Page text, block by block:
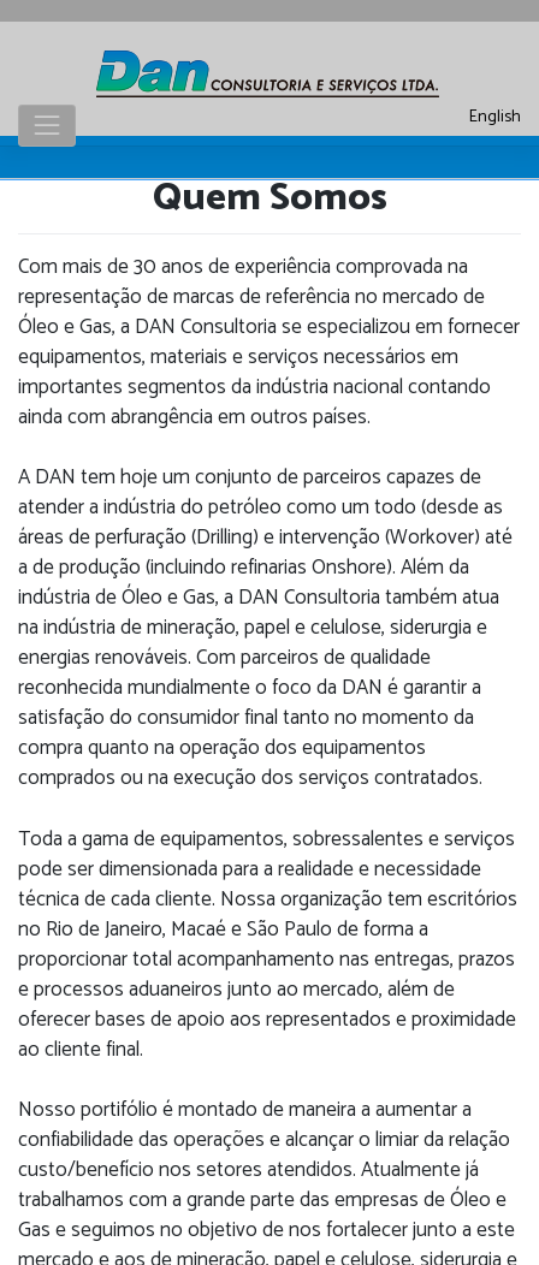
English
Quem Somos
Com mais de 30 anos de experiência comprovada na
representação de marcas de referência no mercado de
Óleo e Gas, a DAN Consultoria se especializou em fornecer
equipamentos, materiais e serviços necessários em
importantes segmentos da indústria nacional contando
ainda com abrangência em outros países.
A DAN tem hoje um conjunto de parceiros capazes de
atender a indústria do petróleo como um todo (desde as
áreas de perfuração (Drilling) e intervenção (Workover) até
a de produção (incluindo refinarias Onshore). Além da
indústria de Óleo e Gas, a DAN Consultoria também atua
na indústria de mineração, papel e celulose, siderurgia e
energias renováveis. Com parceiros de qualidade
reconhecida mundialmente o foco da DAN é garantir a
satisfação do consumidor final tanto no momento da
compra quanto na operação dos equipamentos
comprados ou na execução dos serviços contratados.
Toda a gama de equipamentos, sobressalentes e serviços
pode ser dimensionada para a realidade e necessidade
técnica de cada cliente. Nossa organização tem escritórios
no Rio de Janeiro, Macaé e São Paulo de forma a
proporcionar total acompanhamento nas entregas, prazos
e processos aduaneiros junto ao mercado, além de
oferecer bases de apoio aos representados e proximidade
ao cliente final.
Nosso portifólio é montado de maneira a aumentar a
confiabilidade das operações e alcançar o limiar da relação
custo/benefício nos setores atendidos. Atualmente já
trabalhamos com a grande parte das empresas de Óleo e
Gas e seguimos no objetivo de nos fortalecer junto a este